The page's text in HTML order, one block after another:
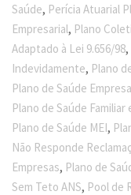
Saúde, Perícia Atuarial
Empresarial, Plano
Adaptado à Lei 9.656/98,
Indevidamente, Plano
Plano de Saúde
Plano de Saúde Familiar
Plano de Saúde MEI,
Não Responde
Empresas, Plano de
Sem Teto ANS, Pool de